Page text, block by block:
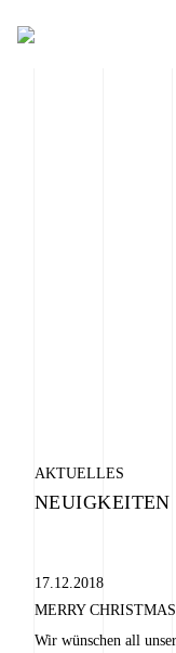
AKTUELLES
NEUIGKEITEN
17.12.2018
MERRY
Wir wünschen all